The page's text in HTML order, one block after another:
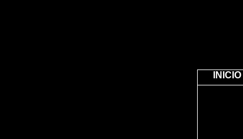
INICIO